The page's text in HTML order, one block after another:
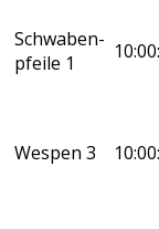
Schwaben­
pfeile 1
Wespen 3